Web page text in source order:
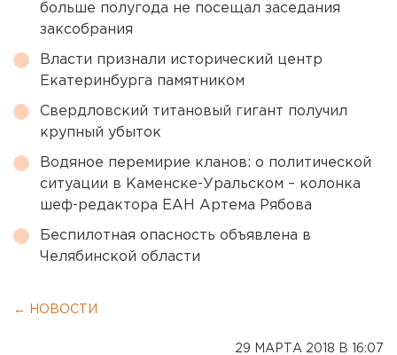
больше полугода не посещал заседания
заксобрания
Власти признали исторический центр
Екатеринбурга памятником
Свердловский титановый гигант получил
крупный убыток
Водяное перемирие кланов: о политической
ситуации в Каменске-Уральском – колонка
шеф-редактора ЕАН Артема Рябова
Беспилотная опасность объявлена в
Челябинской области
← НОВОСТИ
29 МАРТА 2018 В 16:07